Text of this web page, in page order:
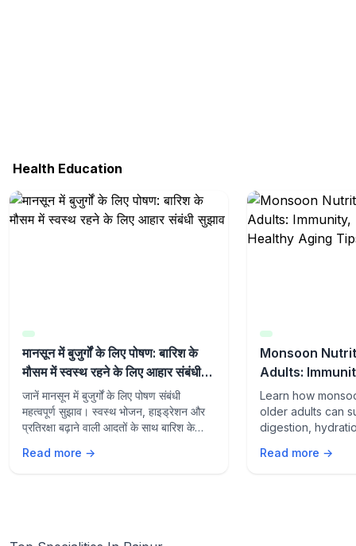
Health Education
मानसून में बुजुर्गों के लिए पोषण: बारिश के
मौसम में स्वस्थ रहने के लिए आहार संबंधी
सुझाव
जानें मानसून में बुजुर्गों के लिए पोषण संबंधी
महत्वपूर्ण सुझाव। स्वस्थ भोजन, हाइड्रेशन और
प्रतिरक्षा बढ़ाने वाली आदतों के साथ बारिश के
Read more →
Monsoon
Adults:
and Healthy
Learn how
older adults can
digestion,
lifestyle habits
Read more →